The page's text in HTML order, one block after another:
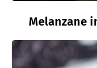
Melanzane